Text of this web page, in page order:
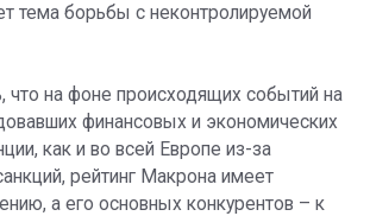
тема борьбы с неконтролируемой
что на фоне происходящих событий на
финансовых и экономических
как и во всей Европе из-за
рейтинг Макрона имеет
а его основных конкурентов – к